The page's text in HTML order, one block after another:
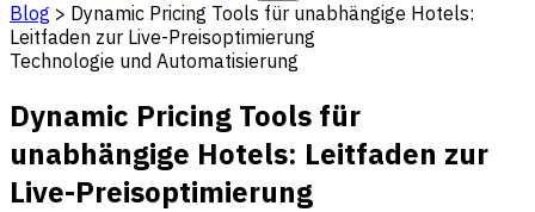
Blog > Dynamic Pricing Tools für unabhängige Hotels:
Leitfaden zur Live-Preisoptimierung
Technologie und Automatisierung
Dynamic Pricing Tools für
unabhängige Hotels: Leitfaden zur
Live-Preisoptimierung